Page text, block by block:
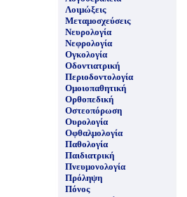
Λοιμώξεις
Μεταμοσχεύσεις
Νευρολογία
Νεφρολογία
Ογκολογία
Οδοντιατρική
Περιοδοντολογία
Ομοιοπαθητική
Ορθοπεδική
Οστεοπόρωση
Ουρολογία
Οφθαλμολογία
Παθολογία
Παιδιατρική
Πνευμονολογία
Πρόληψη
Πόνος